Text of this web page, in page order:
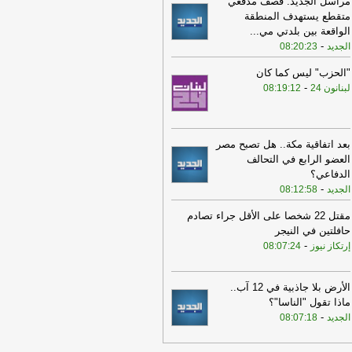
07:15
فاتورة العطش في عدن.. البحث
الماء بين طوابير الصهاريج والآبار
الجزيرة
07:09
القناة 12 عن مسؤول في سلاح
الإسرائيلي: نواجه نقصا في الذخائر
07:03
إذاعة الجيش الإسرائيلي: قرار
وكاتس لإعادة الإعمار اتخذ بعيدا عن
ودون الإعلان عنه رسميا
أل بي سي
07:03
إذاعة الجيش الإسرائيلي: قرار
وكاتس لإعادة الإعمار اتخذ بعيدا عن
ودون الإعلان عنه رسميا
06:49
مقتل 4 أشخاص في تحطم
06:47
"العفو"على سكة الإقرار.. توافق
وحذر من حرتقات سياسية (الديار)-
متقطع يستهدف المنطقة
الواقعة بين بلدتي مي...
الجديد -
08:20:23
"الحزب" ليس كما كان
لبنانون 24 -
08:19:12
بعد اتفاقية مكة.. هل تصبح مصر
العضو الرابع في التحالف
الدفاعي؟
الجديد -
08:12:58
مقتل 22 شخصا على الأقل جراء تصادم
حافلتين في النيجر
إرتكاز نيوز -
08:07:24
الأرض بلا جاذبية في 12 آب..
ماذا تقول "الناسا"؟
الجديد -
08:07:18